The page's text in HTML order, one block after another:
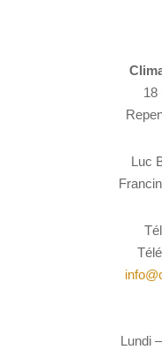
18
Luc
Lundi